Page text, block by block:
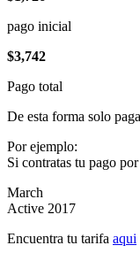
pago inicial
$3,742
Pago total
De esta forma solo
Por ejemplo:
Si contratas tu pago
March
Active 2017
Encuentra tu tarifa aqui